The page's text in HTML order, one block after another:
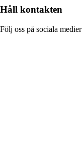
Håll kontakten
Följ oss på sociala medier